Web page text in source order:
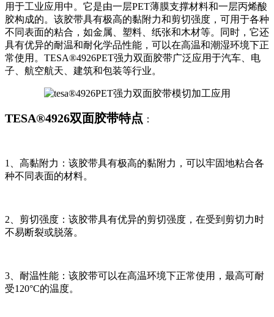
用于工业应用中。它是由一层PET薄膜支撑材料和一层丙烯酸
胶构成的。该胶带具有极高的黏附力和剪切强度，可用于各种
不同表面的粘合，如金属、塑料、纸张和木材等。同时，它还
具有优异的耐温和耐化学品性能，可以在高温和潮湿环境下正
常使用。TESA®4926PET强力双面胶带广泛应用于汽车、电
子、航空航天、建筑和包装等行业。
TESA®4926双面胶带特点 ：
1、高黏附力：该胶带具有极高的黏附力，可以牢固地粘合各
种不同表面的材料。
2、剪切强度：该胶带具有优异的剪切强度，在受到剪切力时
不易断裂或脱落。
3、耐温性能：该胶带可以在高温环境下正常使用，最高可耐
受120°C的温度。